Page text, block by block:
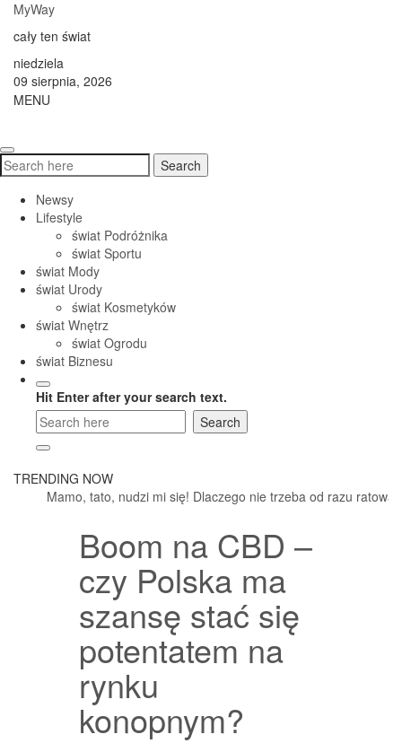
Skip
content
MyWay
cały ten świat
niedziela
09 sierpnia, 2026
MENU
Search
for:
Search
Newsy
Lifestyle
świat Podróżnika
świat Sportu
świat Mody
świat Urody
świat Kosmetyków
świat Wnętrz
świat Ogrodu
świat Biznesu
Hit Enter after your search text.
TRENDING NOW
Mamo, tato, nudzi mi się! Dlaczego nie trzeba od razu ratować
Boom na CBD –
czy Polska ma
szansę stać się
potentatem na
rynku
konopnym?